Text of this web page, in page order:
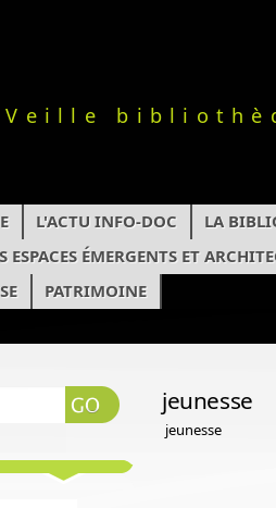
Veille
L'ACTU INFO-DOC
LA
ESPACES ÉMERGENTS ET
PATRIMOINE
jeunesse
jeunesse